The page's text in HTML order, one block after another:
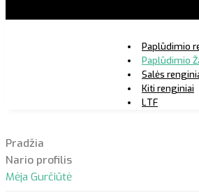
Paplūdimio
Paplūdimio
Salės
Kiti renginiai
LTF
Pradžia
Nario profilis
Mėja Gurčiūtė